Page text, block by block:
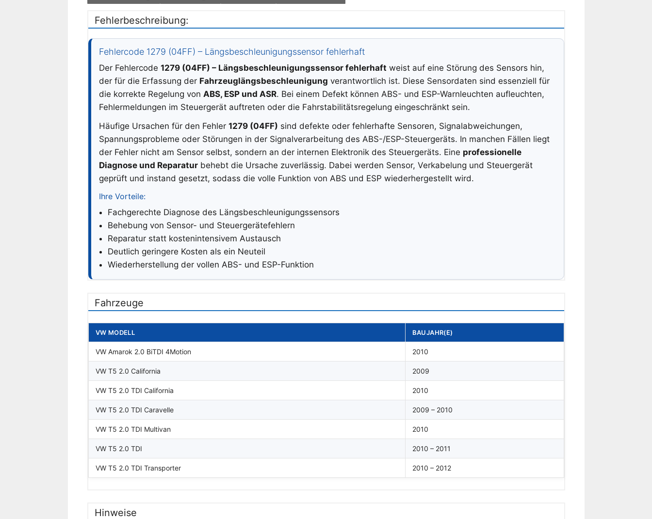
Fehlerbeschreibung:
Fehlercode 1279 (04FF) – Längsbeschleunigungssensor fehlerhaft
Der Fehlercode 1279 (04FF) – Längsbeschleunigungssensor fehlerhaft weist auf eine Störung des Sensors hin,
der für die Erfassung der Fahrzeuglängsbeschleunigung verantwortlich ist. Diese Sensordaten sind essenziell für
die korrekte Regelung von ABS, ESP und ASR. Bei einem Defekt können ABS- und ESP-Warnleuchten aufleuchten,
Fehlermeldungen im Steuergerät auftreten oder die Fahrstabilitätsregelung eingeschränkt sein.
Häufige Ursachen für den Fehler 1279 (04FF) sind defekte oder fehlerhafte Sensoren, Signalabweichungen,
Spannungsprobleme oder Störungen in der Signalverarbeitung des ABS-/ESP-Steuergeräts. In manchen Fällen liegt
der Fehler nicht am Sensor selbst, sondern an der internen Elektronik des Steuergeräts. Eine professionelle
Diagnose und Reparaturbehebt die Ursache zuverlässig. Dabei werden Sensor, Verkabelung und Steuergerät
geprüft und instand gesetzt, sodass die volle Funktion von ABS und ESP wiederhergestellt wird.
Ihre Vorteile:
Fachgerechte Diagnose des Längsbeschleunigungssensors
Behebung von Sensor- und Steuergerätefehlern
Reparatur statt kostenintensivem Austausch
Deutlich geringere Kosten als ein Neuteil
Wiederherstellung der vollen ABS- und ESP-Funktion
Fahrzeuge
VW MODELL BAUJAHR(E)
VW Amarok 2.0 BiTDI 4Motion 2010
VW T5 2.0 California 2009
VW T5 2.0 TDI California 2010
VW T5 2.0 TDI Caravelle 2009 – 2010
VW T5 2.0 TDI Multivan 2010
VW T5 2.0 TDI 2010 – 2011
VW T5 2.0 TDI Transporter 2010 – 2012
Hinweise